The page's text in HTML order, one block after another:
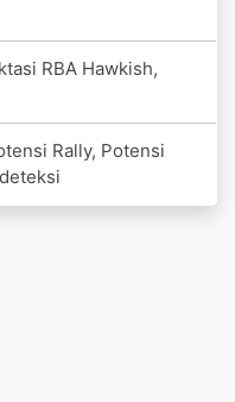
RBA Hawkish,
Rally, Potensi